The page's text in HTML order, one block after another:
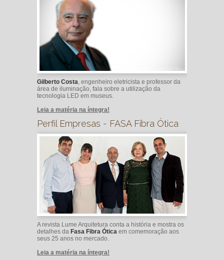
Gilberto Costa, engenheiro eletricista e professor da
área de iluminação, fala sobre a utilização da
tecnologia LED em museus.
Leia a matéria na íntegra!
Perfil Empresas - FASA Fibra Ótica
A revista Lume Arquitetura conta a história e mostra os
detalhes da Fasa Fibra Ótica em comemoração aos
seus 25 anos no mercado.
Leia a matéria na íntegra!